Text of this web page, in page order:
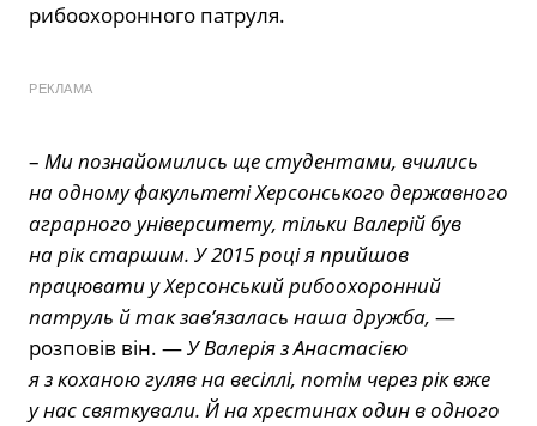
рибоохоронного патруля.
РЕКЛАМА
– Ми познайомились ще студентами, вчились
на одному факультеті Херсонського державного
аграрного університету, тільки Валерій був
на рік старшим. У 2015 році я прийшов
працювати у Херсонський рибоохоронний
патруль й так зав’язалась наша дружба, —
розповів він. —У Валерія з Анастасією
я з коханою гуляв на весіллі, потім через рік вже
у нас святкували. Й на хрестинах один в одного